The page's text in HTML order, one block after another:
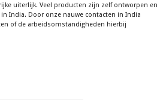
uiterlijk. Veel producten zijn zelf ontworpen en
India. Door onze nauwe contacten in India
of de arbeidsomstandigheden hierbij